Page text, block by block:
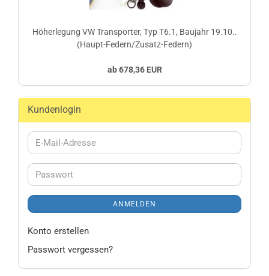
Höherlegung VW Transporter, Typ T6.1, Baujahr 19.10..
(Haupt-Federn/Zusatz-Federn)
ab 678,36 EUR
Kundenlogin
E-
Mail-
Passwort
ANMELDEN
Konto erstellen
Passwort vergessen?